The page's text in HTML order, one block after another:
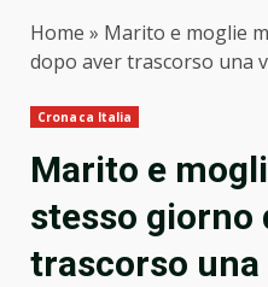
Home » Marito e moglie
dopo aver trascorso una
Cronaca Italia
Marito e
stesso giorno
trascorso